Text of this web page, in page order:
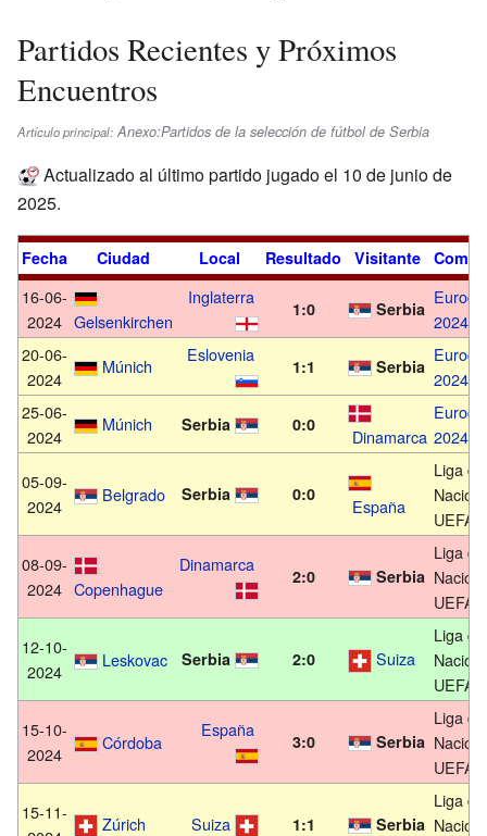
Partidos Recientes y Próximos
Encuentros
Artículo principal: Anexo:Partidos de la selección de fútbol de Serbia
Actualizado al último partido jugado el 10 de junio de
2025.
Fecha Ciudad Local Resultado Visitante
16-06-
2024 Gelsenkirchen
Inglaterra
1:0 Serbia
2024
20-06-
2024
Múnich
Eslovenia
1:1 Serbia
2024
25-06-
2024
Múnich Serbia 0:0
Dinamarca 2024
05-09-
2024
Belgrado Serbia 0:0
España
Liga de
UEFA
08-09-
2024 Copenhague
Dinamarca
2:0 Serbia
Liga de
UEFA
12-10-
2024
Leskovac Serbia 2:0 Suiza
Liga de
UEFA
15-10-
2024
Córdoba
España
3:0 Serbia
Liga de
UEFA
15-11-
Zúrich Suiza 1:1 Serbia
Liga de